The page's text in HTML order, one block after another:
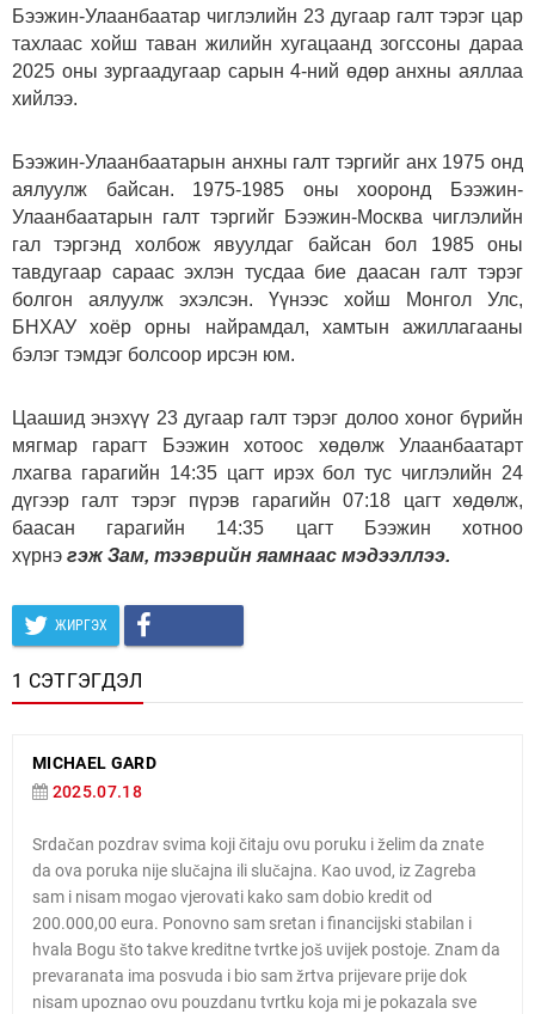
Бээжин-Улаанбаатар чиглэлийн 23 дугаар галт тэрэг цар
тахлаас хойш таван жилийн хугацаанд зогссоны дараа
2025 оны зургаадугаар сарын 4-ний өдөр анхны аяллаа
хийлээ.
Бээжин-Улаанбаатарын анхны галт тэргийг анх 1975 онд
аялуулж байсан. 1975-1985 оны хооронд Бээжин-
Улаанбаатарын галт тэргийг Бээжин-Москва чиглэлийн
гал тэргэнд холбож явуулдаг байсан бол 1985 оны
тавдугаар сараас эхлэн тусдаа бие даасан галт тэрэг
болгон аялуулж эхэлсэн. Үүнээс хойш Монгол Улс,
БНХАУ хоёр орны найрамдал, хамтын ажиллагааны
бэлэг тэмдэг болсоор ирсэн юм.
Цаашид энэхүү 23 дугаар галт тэрэг долоо хоног бүрийн
мягмар гарагт Бээжин хотоос хөдөлж Улаанбаатарт
лхагва гарагийн 14:35 цагт ирэх бол тус чиглэлийн 24
дүгээр галт тэрэг пүрэв гарагийн 07:18 цагт хөдөлж,
баасан гарагийн 14:35 цагт Бээжин хотноо
хүрнэ гэж Зам, тээврийн яамнаас мэдээллээ.
ЖИРГЭХ
1 СЭТГЭГДЭЛ
MICHAEL GARD
2025.07.18
Srdačan pozdrav svima koji čitaju ovu poruku i želim da znate
da ova poruka nije slučajna ili slučajna. Kao uvod, iz Zagreba
sam i nisam mogao vjerovati kako sam dobio kredit od
200.000,00 eura. Ponovno sam sretan i financijski stabilan i
hvala Bogu što takve kreditne tvrtke još uvijek postoje. Znam da
prevaranata ima posvuda i bio sam žrtva prijevare prije dok
nisam upoznao ovu pouzdanu tvrtku koja mi je pokazala sve